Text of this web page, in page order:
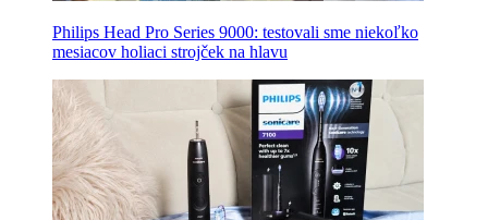
Philips Head Pro Series 9000: testovali sme niekoľko
mesiacov holiaci strojček na hlavu